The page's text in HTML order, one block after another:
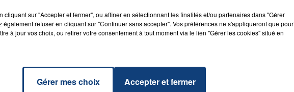
cliquant sur "Accepter et fermer", ou affiner en sélectionnant les finalités et/ou partenaires dans "Gérer
également refuser en cliquant sur "Continuer sans accepter". Vos préférences ne s'appliqueront que pour
à jour vos choix, ou retirer votre consentement à tout moment via le lien "Gérer les cookies" situé en
Gérer mes choix Accepter et fermer